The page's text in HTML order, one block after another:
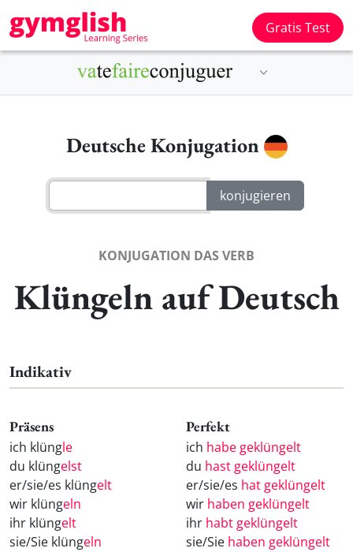
Gratis Test
Deutsche Konjugation
KONJUGATION DAS VERB
Klüngeln auf Deutsch
Indikativ
Präsens
ich klüngle
du klüngelst
er/sie/es klüngelt
wir klüngeln
ihr klüngelt
sie/Sie klüngeln
Perfekt
ich habe geklüngelt
du hast geklüngelt
er/sie/es hat geklüngelt
wir haben geklüngelt
ihr habt geklüngelt
sie/Sie haben geklüngelt